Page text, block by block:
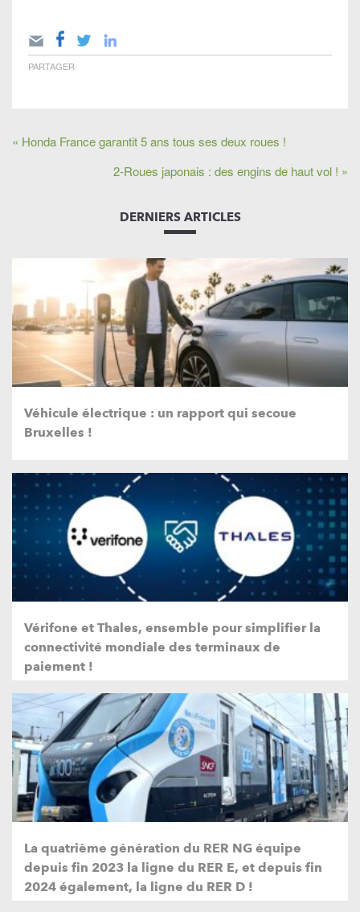
PARTAGER
« Honda France garantit 5 ans tous ses deux roues !
2-Roues japonais : des engins de haut vol ! »
DERNIERS ARTICLES
Véhicule électrique : un rapport qui secoue
Bruxelles !
Vérifone et Thales, ensemble pour simplifier la
connectivité mondiale des terminaux de
paiement !
La quatrième génération du RER NG équipe
depuis fin 2023 la ligne du RER E, et depuis fin
2024 également, la ligne du RER D !